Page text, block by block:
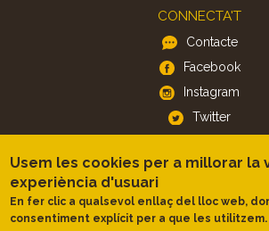
CONNECTA'T
Contacte
Facebook
Instagram
Twitter
APP
iOS
Android
Usem les cookies per a millorar la
experiència d'usuari
En fer clic a qualsevol enllaç del lloc web,
consentiment explícit per a que les utilitzem.